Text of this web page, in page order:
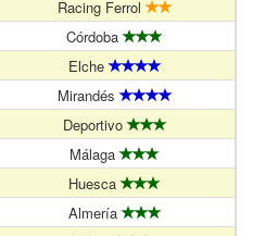
Racing Ferrol
Córdoba
Elche
Mirandés
Deportivo
Málaga
Huesca
Almería